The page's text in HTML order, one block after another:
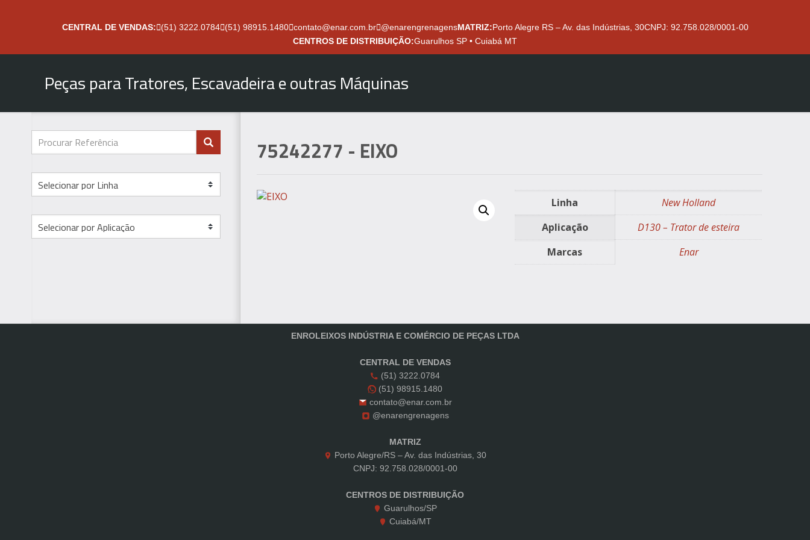
CENTRAL DE VENDAS: (51) 3222.0784 (51) 98915.1480 contato@enar.com.br @enarengrenagensMATRIZ:Porto Alegre RS – Av. das Indústrias, 30CNPJ: 92.758.028/0001-00
CENTROS DE DISTRIBUIÇÃO:Guarulhos SP • Cuiabá MT
Peças para Tratores, Escavadeira e outras Máquinas
75242277 - EIXO
Linha
New Holland
Aplicação
D130 – Trator de esteira
Marcas
Enar
ENROLEIXOS INDÚSTRIA E COMÉRCIO DE PEÇAS LTDA
CENTRAL DE VENDAS
(51) 3222.0784
(51) 98915.1480
contato@enar.com.br
@enarengrenagens
MATRIZ
Porto Alegre/RS – Av. das Indústrias, 30
CNPJ: 92.758.028/0001-00
CENTROS DE DISTRIBUIÇÃO
Guarulhos/SP
Cuiabá/MT